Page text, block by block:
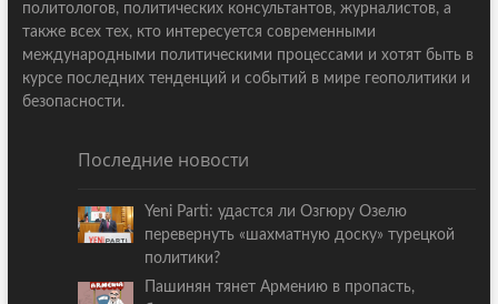
политологов, политических консультантов, журналистов, а
также всех тех, кто интересуется современными
международными политическими процессами и хотят быть в
курсе последних тенденций и событий в мире геополитики и
безопасности.
Последние новости
Yeni Parti: удастся ли Озгюру Озелю
перевернуть «шахматную доску» турецкой
политики?
Пашинян тянет Армению в пропасть,